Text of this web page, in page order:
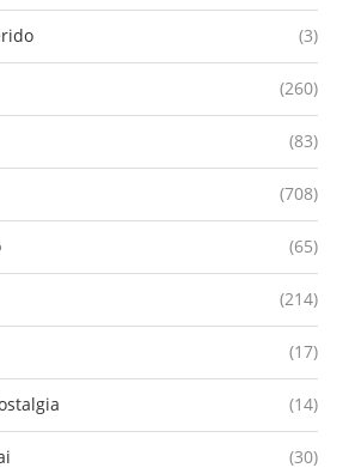
(3)
(260)
(83)
(708)
(65)
(214)
(17)
(14)
(30)